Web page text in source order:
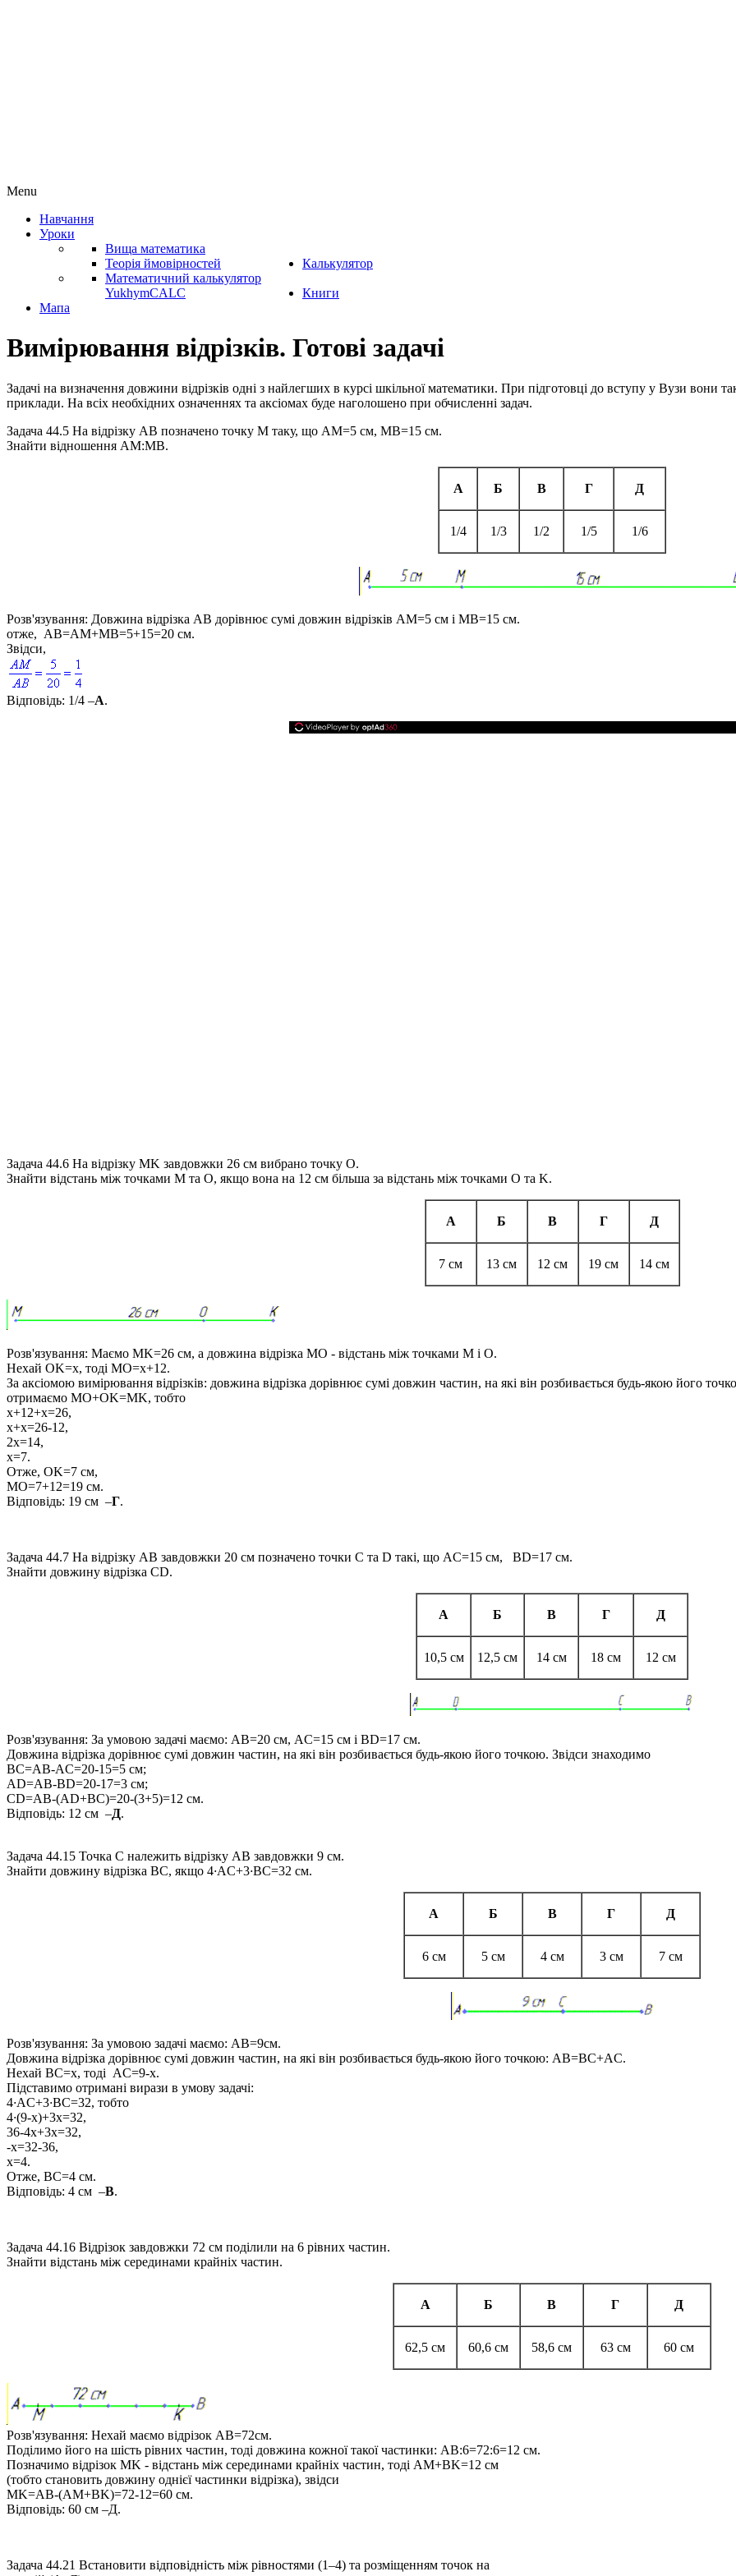
Menu
Навчання
Уроки
Вища математика
Теорія ймовірностей
Калькулятор
Математичний калькулятор
YukhymCALC
Книги
Мапа
Вимірювання відрізків. Готові задачі
Задачі на визначення довжини відрізків одні з найлегших в курсі шкільної математики. При підготовці до вступу у Вузи вони
приклади. На всіх необхідних означеннях та аксіомах буде наголошено при обчисленні задач.
Задача 44.5 На відрізку AB позначено точку M таку, що AM=5 см, MB=15 см.
Знайти відношення AM:MB.
А Б В Г Д
1/4 1/3 1/2 1/5 1/6
Розв'язування: Довжина відрізка AB дорівнює сумі довжин відрізків AM=5 см і MB=15 см.
отже, AB=AM+MB=5+15=20 см.
Звідси,
Відповідь: 1/4 –А.
Задача 44.6 На відрізку MK завдовжки 26 см вибрано точку O.
Знайти відстань між точками M та O, якщо вона на 12 см більша за відстань між точками O та K.
А Б В Г Д
7 см 13 см 12 см 19 см 14 см
Розв'язування: Маємо MK=26 см, а довжина відрізка MO - відстань між точками M і O.
Нехай OK=x, тоді MO=x+12.
За аксіомою вимірювання відрізків: довжина відрізка дорівнює сумі довжин частин, на які він розбивається будь-якою його
отримаємо MO+OK=MK, тобто
x+12+x=26,
x+x=26-12,
2x=14,
x=7.
Отже, OK=7 см,
MO=7+12=19 см.
Відповідь: 19 см –Г.
Задача 44.7 На відрізку AB завдовжки 20 см позначено точки C та D такі, що AC=15 см, BD=17 см.
Знайти довжину відрізка CD.
А Б В Г Д
10,5 см 12,5 см 14 см 18 см 12 см
Розв'язування: За умовою задачі маємо: AB=20 см, AC=15 см і BD=17 см.
Довжина відрізка дорівнює сумі довжин частин, на які він розбивається будь-якою його точкою. Звідси знаходимо
BC=AB-AC=20-15=5 см;
AD=AB-BD=20-17=3 см;
CD=AB-(AD+BC)=20-(3+5)=12 см.
Відповідь: 12 см –Д.
Задача 44.15 Точка C належить відрізку AB завдовжки 9 см.
Знайти довжину відрізка BC, якщо 4·AC+3·BC=32 см.
А Б В Г Д
6 см 5 см 4 см 3 см 7 см
Розв'язування: За умовою задачі маємо: AB=9см.
Довжина відрізка дорівнює сумі довжин частин, на які він розбивається будь-якою його точкою: AB=BC+AC.
Нехай BC=x, тоді AC=9-x.
Підставимо отримані вирази в умову задачі:
4·AC+3·BC=32, тобто
4·(9-x)+3x=32,
36-4x+3x=32,
-x=32-36,
x=4.
Отже, BC=4 см.
Відповідь: 4 см –В.
Задача 44.16 Відрізок завдовжки 72 см поділили на 6 рівних частин.
Знайти відстань між серединами крайніх частин.
А Б В Г Д
62,5 см 60,6 см 58,6 см 63 см 60 см
Розв'язування: Нехай маємо відрізок AB=72см.
Поділимо його на шість рівних частин, тоді довжина кожної такої частинки: AB:6=72:6=12 см.
Позначимо відрізок MK - відстань між серединами крайніх частин, тоді AM+BK=12 см
(тобто становить довжину однієї частинки відрізка), звідси
MK=AB-(AM+BK)=72-12=60 см.
Відповідь: 60 см –Д.
Задача 44.21 Встановити відповідність між рівностями (1–4) та розміщенням точок на